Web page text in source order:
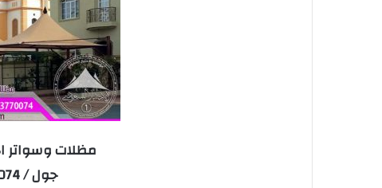
مظلات وسواتر
جول / 0553770074